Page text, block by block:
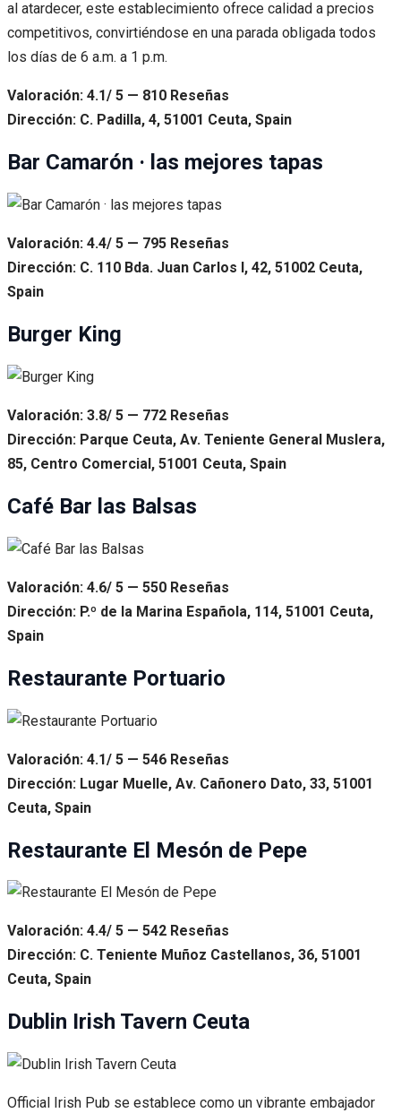
al atardecer, este establecimiento ofrece calidad a precios
competitivos, convirtiéndose en una parada obligada todos
los días de 6 a.m. a 1 p.m.
Valoración: 4.1/ 5 — 810 Reseñas
Dirección: C. Padilla, 4, 51001 Ceuta, Spain
Bar Camarón · las mejores tapas
Valoración: 4.4/ 5 — 795 Reseñas
Dirección: C. 110 Bda. Juan Carlos I, 42, 51002 Ceuta,
Spain
Burger King
Valoración: 3.8/ 5 — 772 Reseñas
Dirección: Parque Ceuta, Av. Teniente General Muslera,
85, Centro Comercial, 51001 Ceuta, Spain
Café Bar las Balsas
Valoración: 4.6/ 5 — 550 Reseñas
Dirección: P.º de la Marina Española, 114, 51001 Ceuta,
Spain
Restaurante Portuario
Valoración: 4.1/ 5 — 546 Reseñas
Dirección: Lugar Muelle, Av. Cañonero Dato, 33, 51001
Ceuta, Spain
Restaurante El Mesón de Pepe
Valoración: 4.4/ 5 — 542 Reseñas
Dirección: C. Teniente Muñoz Castellanos, 36, 51001
Ceuta, Spain
Dublin Irish Tavern Ceuta
Official Irish Pub se establece como un vibrante embajador